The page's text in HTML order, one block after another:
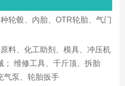
轮毂、内胎、OTR轮胎、气门
料、化工助剂、模具、冲压机
； 维修工具、千斤顶、拆胎
气泵、轮胎扳手